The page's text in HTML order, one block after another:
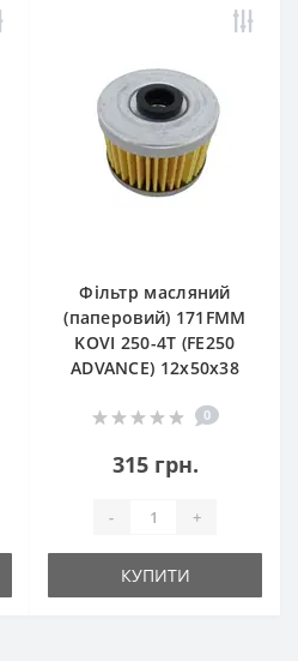
Фільтр масляний
(паперовий) 171FMM
KOVI 250-4T (FE250
ADVANCE) 12х50х38
0
315 грн.
- +
КУПИТИ